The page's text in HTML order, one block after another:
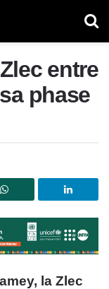
entre
phase
la Zlec